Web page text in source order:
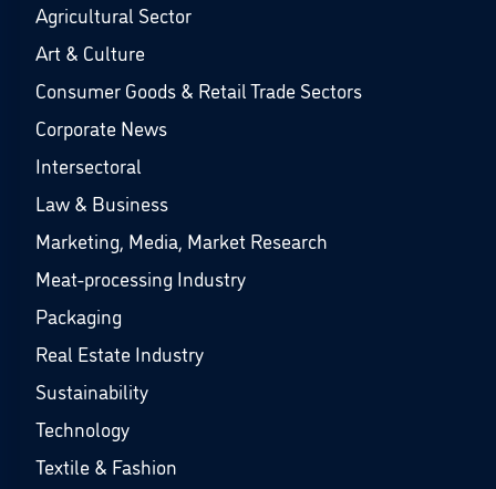
Agricultural Sector
Art & Culture
Consumer Goods & Retail Trade Sectors
Corporate News
Intersectoral
Law & Business
Marketing, Media, Market Research
Meat-processing Industry
Packaging
Real Estate Industry
Sustainability
Technology
Textile & Fashion